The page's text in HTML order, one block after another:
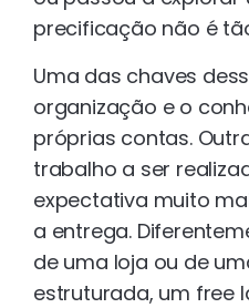
precificação não é
Uma das chaves
organização e o
próprias contas.
trabalho a ser
expectativa muito
a entrega.
de uma loja ou de
estruturada, um free